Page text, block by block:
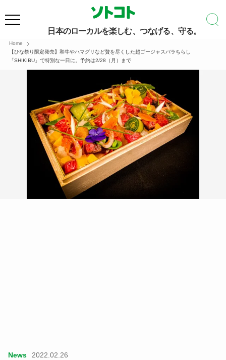
日本のローカルを楽しむ、つなげる、守る。
Home
【ひな祭り限定発売】和牛やハマグリなど贅を尽くした超ゴージャスバラちらし
「SHIKIBU」で特別な一日に。予約は2/28（月）まで
News 2022.02.26